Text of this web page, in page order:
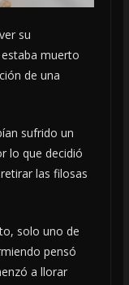
su
muerto
de una
sufrido un
lo que decidió
las filosas
solo uno de
pensó
a llorar